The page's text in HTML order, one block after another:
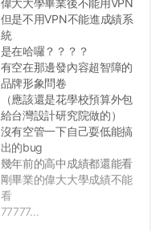
但是不用VPN不能進成績系
統
是在哈囉？？？？
有空在那邊發內容超智障的
品牌形象問卷
（應該還是花學校預算外包
給台灣設計研究院做的）
沒有空管一下自己耍低能搞
出的bug
幾年前的高中成績都還能看
剛畢業的偉大大學成績不能
看
77777...